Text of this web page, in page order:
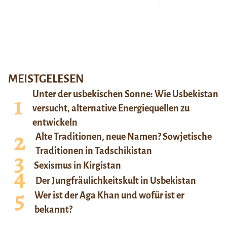
MEISTGELESEN
Unter der usbekischen Sonne: Wie Usbekistan
versucht, alternative Energiequellen zu
entwickeln
Alte Traditionen, neue Namen? Sowjetische
Traditionen in Tadschikistan
Sexismus in Kirgistan
Der Jungfräulichkeitskult in Usbekistan
Wer ist der Aga Khan und wofür ist er
bekannt?